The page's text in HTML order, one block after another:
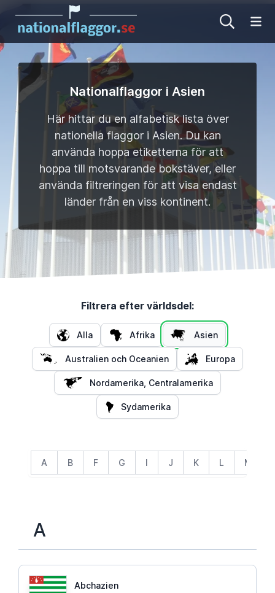
Nationalflaggor i Asien
Här hittar du en alfabetisk lista över
nationella flaggor i Asien. Du kan
använda hoppa etiketterna för att
hoppa till motsvarande bokstäver, eller
använda filtreringen för att visa endast
länder från en viss kontinent.
Filtrera efter världsdel:
Alla Afrika Asien
Australien och Oceanien Europa
Nordamerika, Centralamerika
Sydamerika
A B F G I J K L M
A
Abchazien